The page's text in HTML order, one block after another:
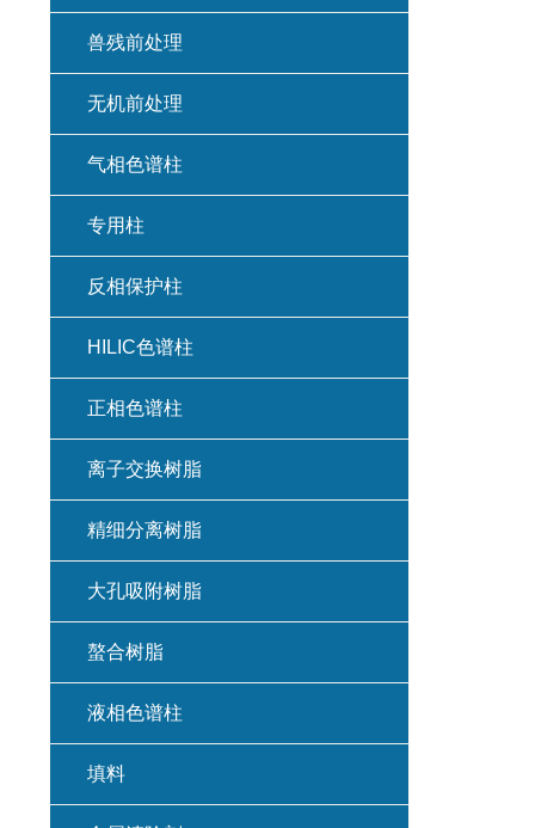
兽残前处理
无机前处理
气相色谱柱
专用柱
反相保护柱
HILIC色谱柱
正相色谱柱
离子交换树脂
精细分离树脂
大孔吸附树脂
螯合树脂
液相色谱柱
填料